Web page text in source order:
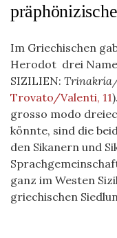
Im Griechischen
Herodot drei
SIZILIEN:
Trovato/Valenti, 11)
grosso modo
könnte, sind die
den Sikanern und
ganz im Westen
griechischen